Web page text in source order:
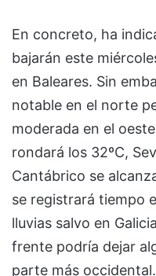
En concreto, ha
bajarán este
en Baleares. Sin
notable en el norte
moderada en el
rondará los 32ºC,
Cantábrico se
se registrará tiempo
lluvias salvo en
frente podría dejar
parte más occidental.